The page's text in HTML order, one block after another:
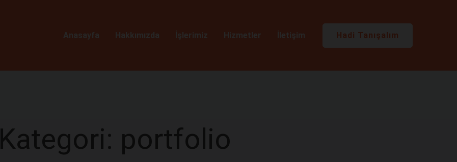
Anasayfa Hakkımızda İşlerimiz Hizmetler İletişim Hadi Tanışalım
Kategori: portfolio